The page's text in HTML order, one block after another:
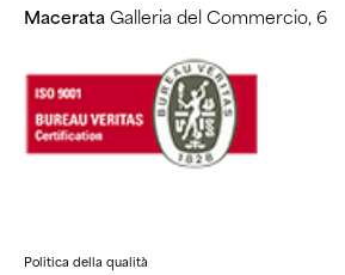
MacerataGalleria del Commercio, 6
Politica della qualità